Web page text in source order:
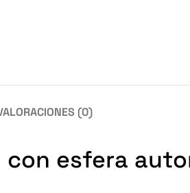
(0)
con esfera